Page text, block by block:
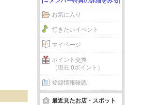
お気に入り
行きたいイベント
マイページ
ポイント交換
（現在 0ポイント）
登録情報確認
最近見たお店・スポット